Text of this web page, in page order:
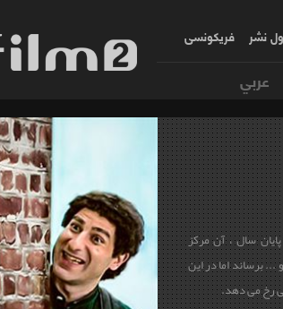
نشر فریکونسی
عربي
سال ، آن مرکز
برساند اما در این
رخ می دهد.